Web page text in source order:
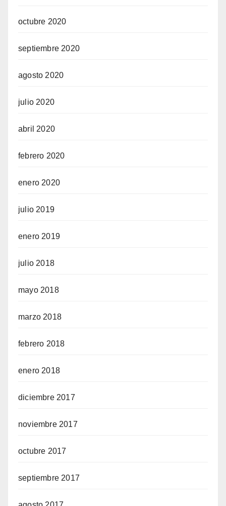
octubre 2020
septiembre 2020
agosto 2020
julio 2020
abril 2020
febrero 2020
enero 2020
julio 2019
enero 2019
julio 2018
mayo 2018
marzo 2018
febrero 2018
enero 2018
diciembre 2017
noviembre 2017
octubre 2017
septiembre 2017